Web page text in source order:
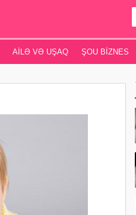
AILƏ VƏ UŞAQ ŞOU BIZNES